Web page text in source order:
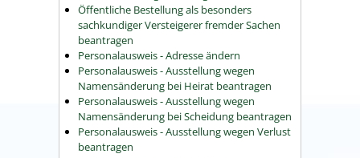
Öffentliche Bestellung als besonders
sachkundiger Versteigerer fremder Sachen
beantragen
Personalausweis - Adresse ändern
Personalausweis - Ausstellung wegen
Namensänderung bei Heirat beantragen
Personalausweis - Ausstellung wegen
Namensänderung bei Scheidung beantragen
Personalausweis - Ausstellung wegen Verlust
beantragen